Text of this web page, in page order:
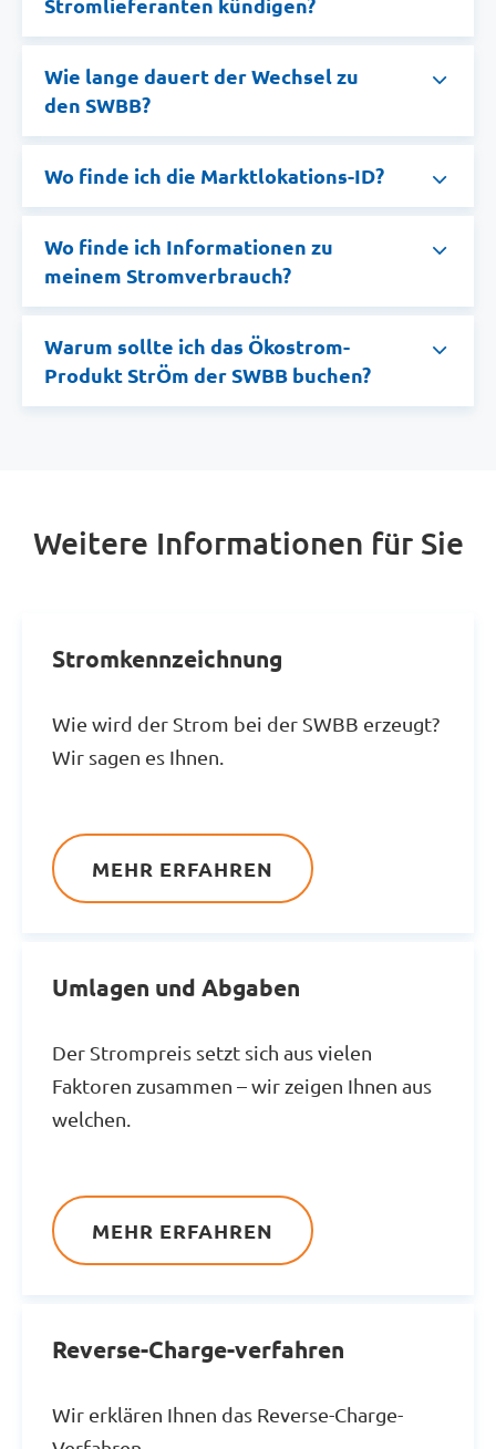
Wie lange dauert der Wechsel zu
den SWBB?
Wo finde ich die Marktlokations-ID?
Wo finde ich Informationen zu
meinem Stromverbrauch?
Warum sollte ich das Ökostrom-
Produkt StrÖm der SWBB buchen?
Weitere Informationen für Sie
Stromkennzeichnung
Wie wird der Strom bei der SWBB erzeugt?
Wir sagen es Ihnen.
MEHR ERFAHREN
Umlagen und Abgaben
Der Strompreis setzt sich aus vielen
Faktoren zusammen – wir zeigen Ihnen aus
welchen.
MEHR ERFAHREN
Reverse-Charge-verfahren
Wir erklären Ihnen das Reverse-Charge-